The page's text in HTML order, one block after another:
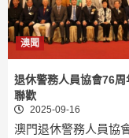
澳聞
退休警務人員協會76周
聯歡
2025-09-16
澳門退休警務人員協